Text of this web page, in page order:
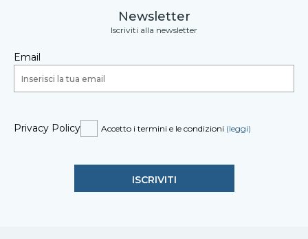
Newsletter
Iscriviti alla newsletter
Email
Privacy Policy Accetto i termini e le condizioni (leggi)